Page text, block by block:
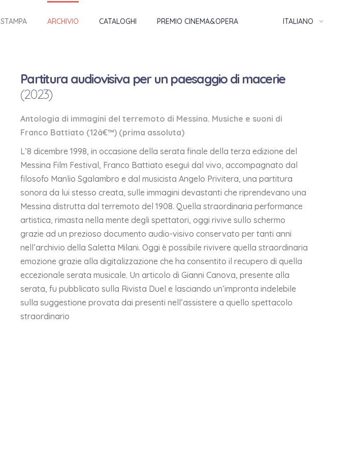
STAMPA ARCHIVIO CATALOGHI PREMIO CINEMA&OPERA ITALIANO
Partitura audiovisiva per un paesaggio di macerie
(2023)
Antologia di immagini del terremoto di Messina. Musiche e suoni di
Franco Battiato (12â€™) (prima assoluta)
L’8 dicembre 1998, in occasione della serata finale della terza edizione del
Messina Film Festival, Franco Battiato eseguì dal vivo, accompagnato dal
filosofo Manlio Sgalambro e dal musicista Angelo Privitera, una partitura
sonora da lui stesso creata, sulle immagini devastanti che riprendevano una
Messina distrutta dal terremoto del 1908. Quella straordinaria performance
artistica, rimasta nella mente degli spettatori, oggi rivive sullo schermo
grazie ad un prezioso documento audio-visivo conservato per tanti anni
nell’archivio della Saletta Milani. Oggi è possibile rivivere quella straordinaria
emozione grazie alla digitalizzazione che ha consentito il recupero di quella
eccezionale serata musicale. Un articolo di Gianni Canova, presente alla
serata, fu pubblicato sulla Rivista Duel e lasciando un’impronta indelebile
sulla suggestione provata dai presenti nell’assistere a quello spettacolo
straordinario